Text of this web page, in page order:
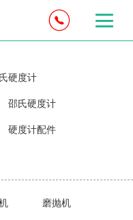
硬度计
邵氏硬度计
硬度计配件
磨抛机